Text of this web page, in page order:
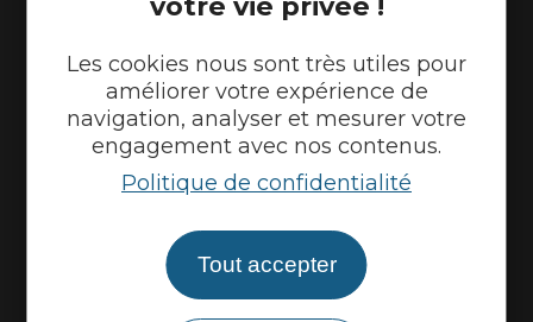
Les cookies nous sont très utiles pour
améliorer votre expérience de
navigation, analyser et mesurer votre
engagement avec nos contenus.
Politique de confidentialité
Tout accepter
Venir sur la Via Ardèche